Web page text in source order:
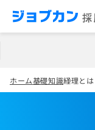
ホーム基礎知識経理と